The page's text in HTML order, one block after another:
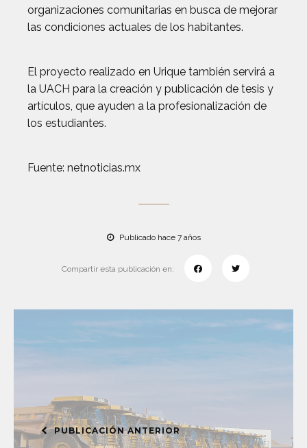
organizaciones comunitarias en busca de mejorar
las condiciones actuales de los habitantes.
El proyecto realizado en Urique también servirá a
la UACH para la creación y publicación de tesis y
artículos, que ayuden a la profesionalización de
los estudiantes.
Fuente: netnoticias.mx
Publicado hace 7 años
Compartir esta publicación en:
PUBLICACIÓN ANTERIOR